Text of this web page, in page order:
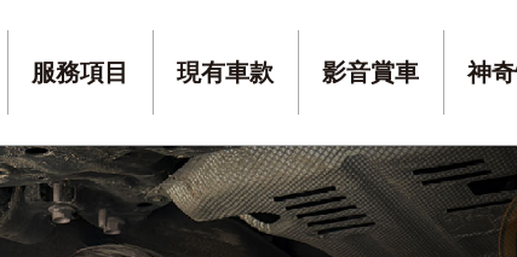
服務項目 現有車款 影音賞車 神